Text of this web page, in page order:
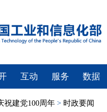
互动 服务 数据
祝建党100周年 > 时政要闻